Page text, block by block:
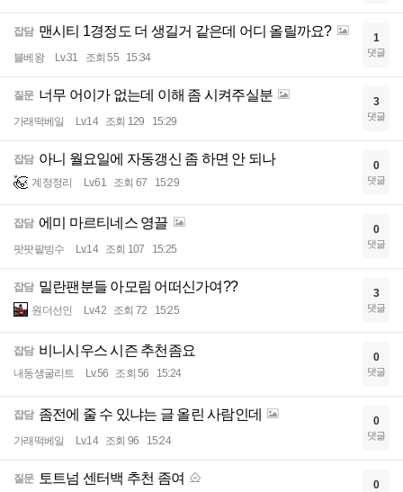
잡담 맨시티 1경정도 더 생길거 같은데 어디 올릴까요?
블베왕 Lv.31 조회 55 15:34
1
댓글
질문 너무 어이가 없는데 이해 좀 시켜주실분
가래떡베일 Lv.14 조회 129 15:29
3
댓글
잡담 아니 월요일에 자동갱신 좀 하면 안 되나
계정정리 Lv.61 조회 67 15:29
0
댓글
잡담 에미 마르티네스 영끌
팟팟팥빙수 Lv.14 조회 107 15:25
0
댓글
잡담 밀란팬분들 아모림 어떠신가여??
원더선인 Lv.42 조회 72 15:25
3
댓글
잡담 비니시우스 시즌 추천좀요
내동생굴리트 Lv.56 조회 56 15:24
0
댓글
잡담 좀전에 줄 수 있냐는 글 올린 사람인데
가래떡베일 Lv.14 조회 96 15:24
0
댓글
질문 토트넘 센터백 추천 좀여 0